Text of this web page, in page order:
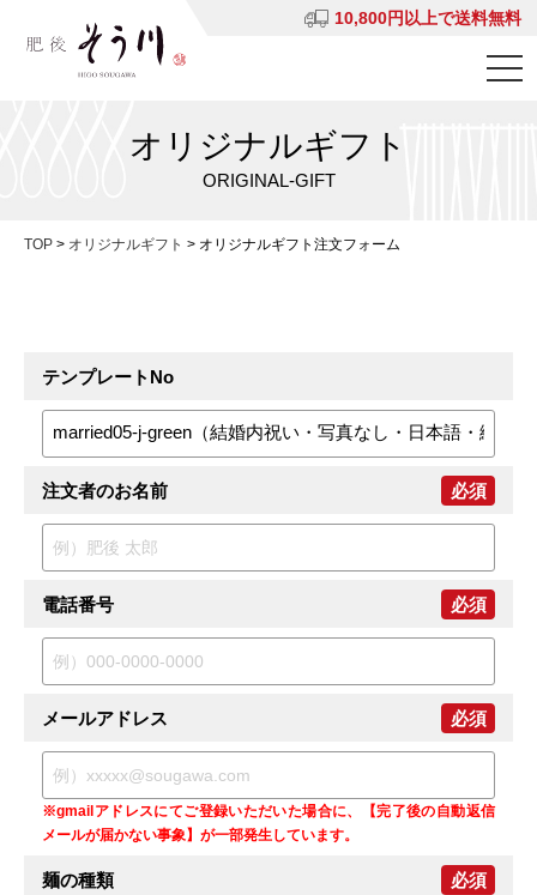
10,800円以上で送料無料
オリジナルギフト
ORIGINAL-GIFT
TOP > オリジナルギフト > オリジナルギフト注文フォーム
テンプレートNo
注文者のお名前 必須
電話番号 必須
メールアドレス 必須
※gmailアドレスにてご登録いただいた場合に、【完了後の自動返信
メールが届かない事象】が一部発生しています。
麺の種類 必須